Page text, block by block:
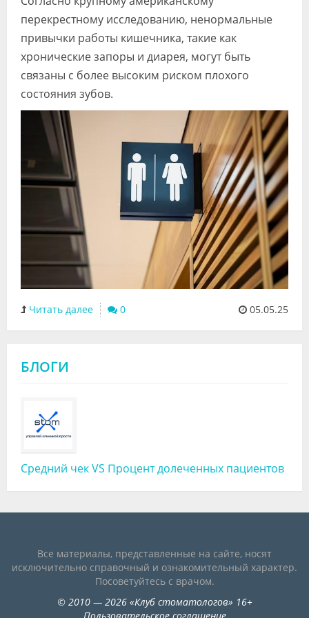
Форум
Клиники
Специалисты
Галерея
Блоги
Лаборатории
перекрестному исследованию, ненормальные
привычки работы кишечника, такие как
хронические запоры и диарея, могут быть
связаны с более высоким риском плохого
состояния зубов.
Читать далее 0 05.05.25
БЛОГИ
Средний чек VS Процент долеченных пациентов
Все материалы, представленные на сайте, носят
исключительно справочный и ознакомительный характер.
Посоветуйтесь с врачом.
© 2010— 2026«Клуб стоматологов» 16+
Пользовательское соглашение